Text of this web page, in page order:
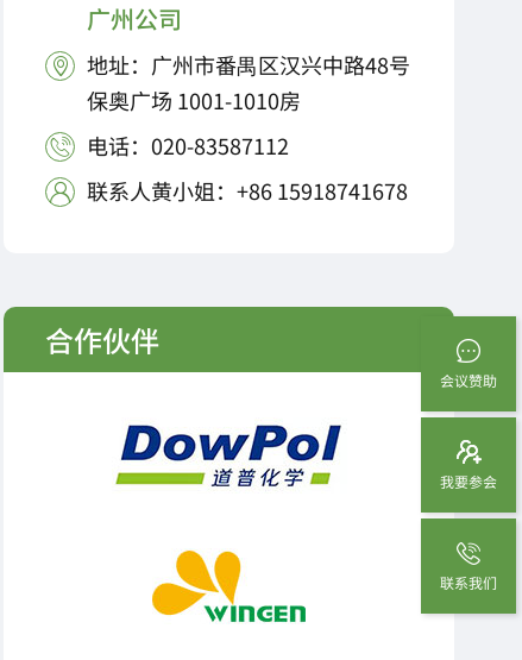
广州公司
 地址：广州市番禺区汉兴中路48号
保奥广场 1001-1010房
 电话：020-83587112
 联系人黄小姐：+86 15918741678
合作伙伴
会议赞助
我要参会
联系我们